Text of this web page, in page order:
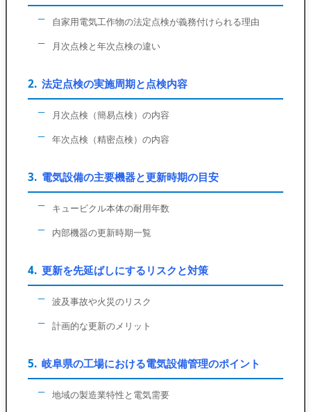
自家用電気工作物の法定点検が義務付けられる理由
月次点検と年次点検の違い
法定点検の実施周期と点検内容
月次点検（簡易点検）の内容
年次点検（精密点検）の内容
電気設備の主要機器と更新時期の目安
キュービクル本体の耐用年数
内部機器の更新時期一覧
更新を先延ばしにするリスクと対策
波及事故や火災のリスク
計画的な更新のメリット
岐阜県の工場における電気設備管理のポイント
地域の製造業特性と電気需要